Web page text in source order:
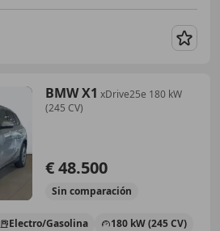
BMW X1 xDrive25e 180 kW
(245 CV)
€ 48.500
Sin comparación
Electro/Gasolina 180 kW (245 CV)